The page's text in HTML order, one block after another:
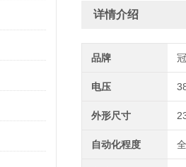
详情介绍
品牌
电压
外形尺寸
自动化程度